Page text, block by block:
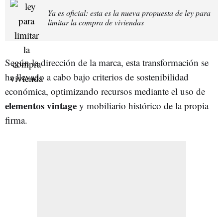
Ya es oficial: esta es la nueva propuesta de ley para
limitar la compra de viviendas
Según la dirección de la marca, esta transformación se
ha llevado a cabo bajo criterios de sostenibilidad
económica, optimizando recursos mediante el uso de
elementos vintage y mobiliario histórico de la propia
firma.